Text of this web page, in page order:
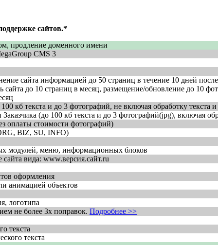
сайтов.*
продление доменного имени
CMS 3
сайта информацией до 50 страниц в течение 10 дней
до 10 страниц в месяц, размещение/обновление до 10
кб текста и до 3 фотографий, не включая обработку текста
(до 100 кб текста и до 3 фотографий(jpg), включая
оплаты стоимости фотографий)
BIZ, SU, INFO)
модулей, меню, информационных блоков
вида: www.версия.сайт.ru
оформления
анимацией объектов
логотипа
не более 3х поправок. Подробнее >>
текста
текста